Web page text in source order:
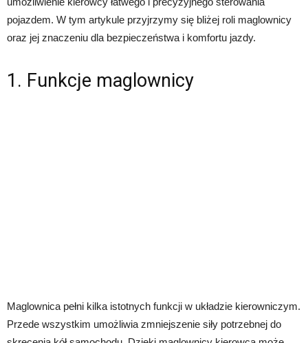
pojazdem. W tym artykule przyjrzymy się bliżej roli maglownicy
oraz jej znaczeniu dla bezpieczeństwa i komfortu jazdy.
1. Funkcje maglownicy
Maglownica pełni kilka istotnych funkcji w układzie kierowniczym.
Przede wszystkim umożliwia zmniejszenie siły potrzebnej do